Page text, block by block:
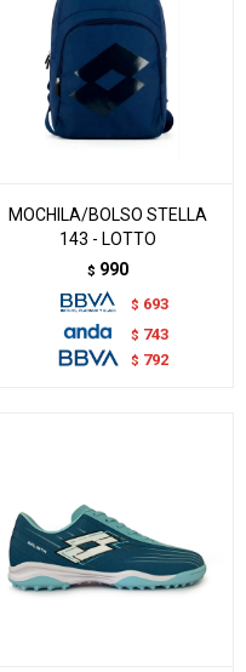
MOCHILA/BOLSO STELLA
143 - LOTTO
$ 990
$ 693
$ 743
$ 792